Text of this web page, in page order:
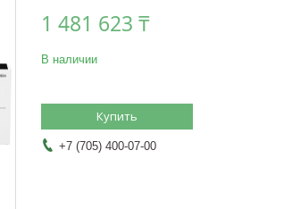
1 481 623 ₸
В наличии
Купить
+7 (705) 400-07-00